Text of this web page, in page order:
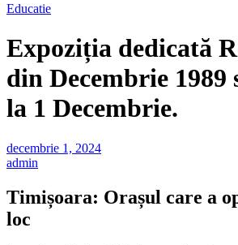
Educatie
Expoziția dedicată
din Decembrie 1989
la 1 Decembrie.
decembrie 1, 2024
admin
Timișoara: Orașul care a
loc